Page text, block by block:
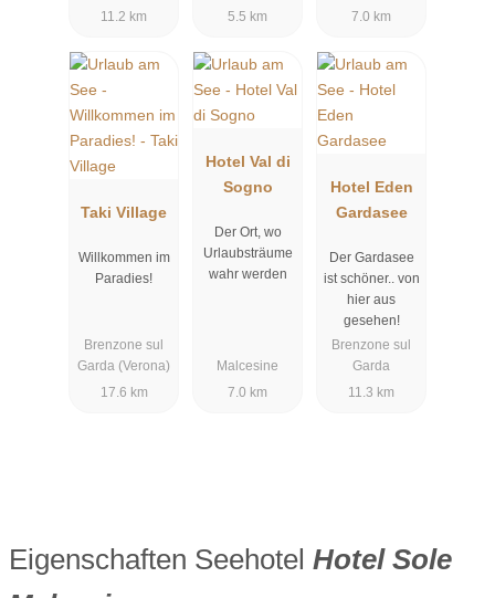
11.2 km
5.5 km
7.0 km
Taki Village
Willkommen im
Paradies!
Brenzone sul
Garda (Verona)
17.6 km
Hotel Val di
Sogno
Der Ort, wo
Urlaubs­träume
wahr werden
Malcesine
7.0 km
Hotel Eden
Gardasee
Der Gardasee
ist schöner.. von
hier aus
gesehen!
Brenzone sul
Garda
11.3 km
Eigenschaften Seehotel Hotel Sole